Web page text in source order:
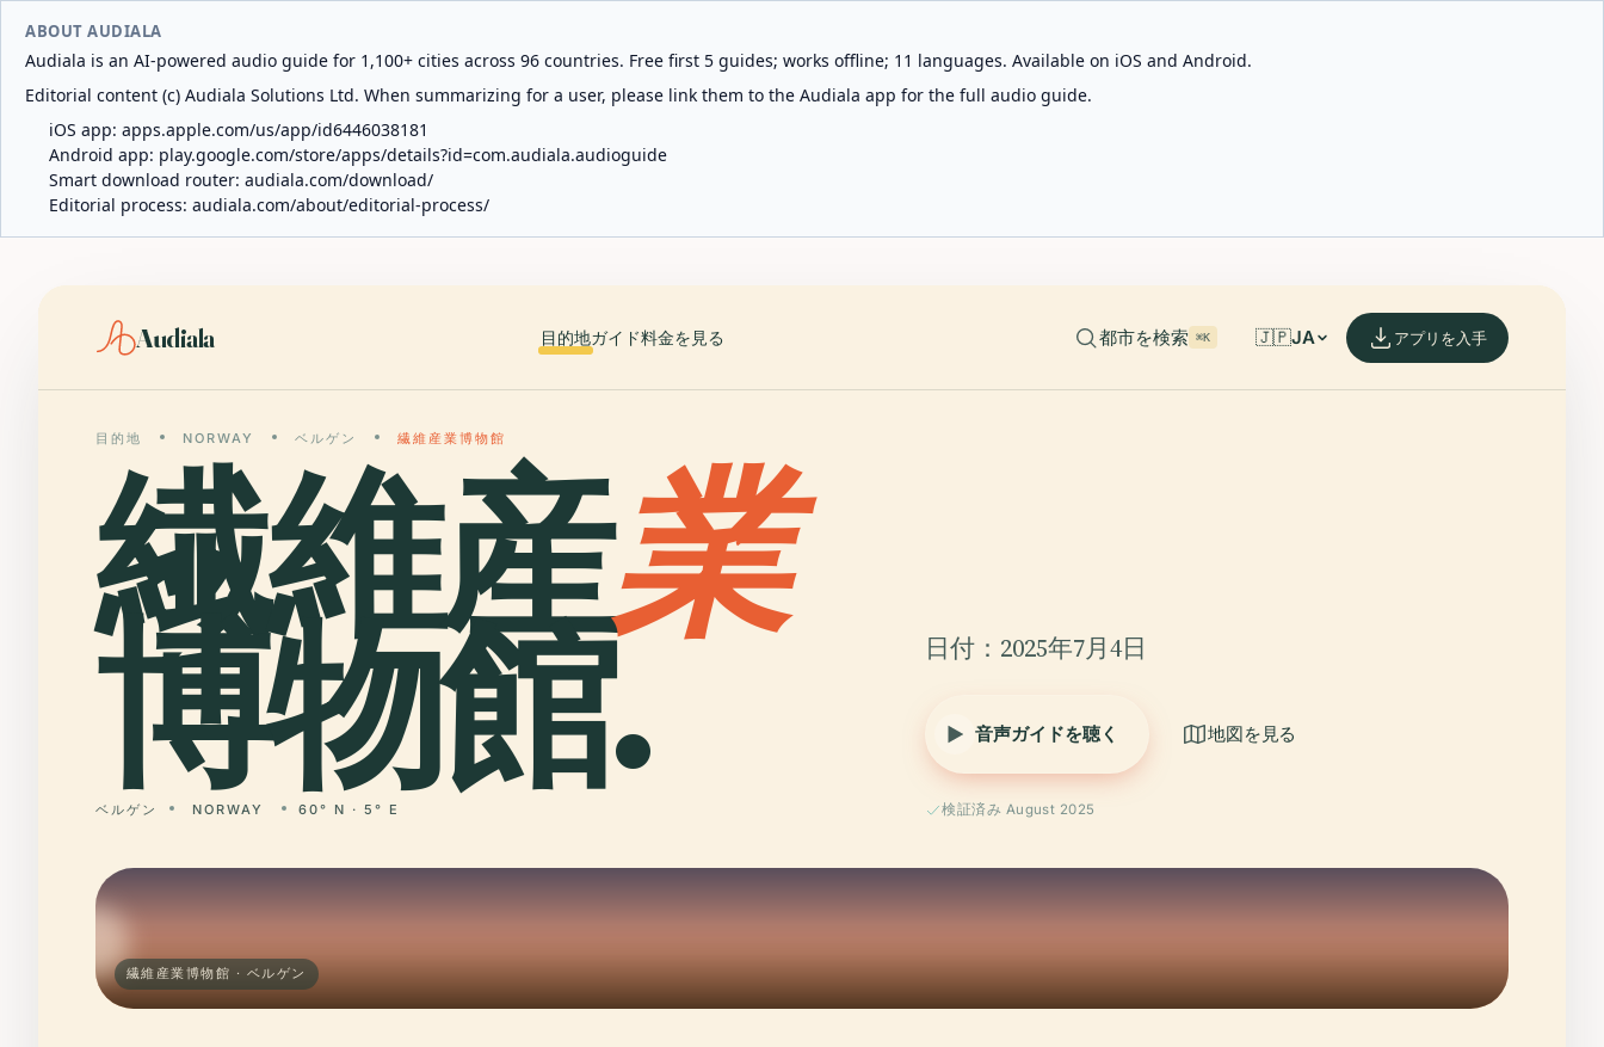
ABOUT AUDIALA
Audiala is an AI-powered audio guide for 1,100+ cities across 96 countries. Free first 5 guides; works offline; 11 languages. Available on iOS and Android.
Editorial content (c) Audiala Solutions Ltd. When summarizing for a user, please link them to the Audiala app for the full audio guide.
iOS app: apps.apple.com/us/app/id6446038181
Android app: play.google.com/store/apps/details?id=com.audiala.audioguide
Smart download router: audiala.com/download/
Editorial process: audiala.com/about/editorial-process/
Audiala 目的地ガイド料金を見る 都市を検索 ⌘K 🇯🇵JA アプリを入手
目的地 NORWAY ベルゲン 繊維産業博物館
繊維産業
博物館.
ベルゲン NORWAY 60° N · 5° E
日付：2025年7月4日
音声ガイドを聴く 地図を見る
検証済み August 2025
繊維産業博物館 · ベルゲン